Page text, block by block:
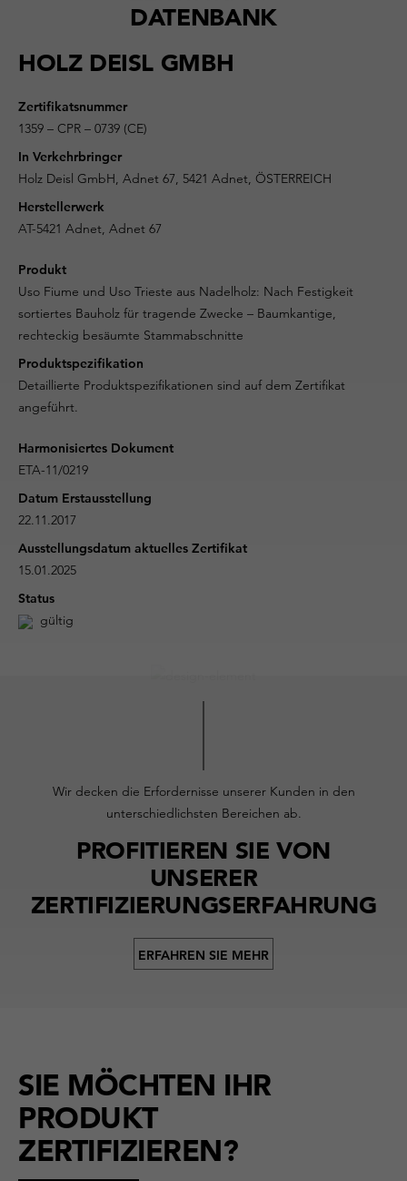
DATENBANK
HOLZ DEISL GMBH
Zertifikatsnummer
1359 – CPR – 0739 (CE)
In Verkehrbringer
Holz Deisl GmbH, Adnet 67, 5421 Adnet, ÖSTERREICH
Herstellerwerk
AT-5421 Adnet, Adnet 67
Produkt
Uso Fiume und Uso Trieste aus Nadelholz: Nach Festigkeit
sortiertes Bauholz für tragende Zwecke – Baumkantige,
rechteckig besäumte Stammabschnitte
Produktspezifikation
Detaillierte Produktspezifikationen sind auf dem Zertifikat
angeführt.
Harmonisiertes Dokument
ETA-11/0219
Datum Erstausstellung
22.11.2017
Ausstellungsdatum aktuelles Zertifikat
15.01.2025
Status
gültig
Wir decken die Erfordernisse unserer Kunden in den
unterschiedlichsten Bereichen ab.
PROFITIEREN SIE VON
UNSERER
ZERTIFIZIERUNGSERFAHRUNG
ERFAHREN SIE MEHR
SIE MÖCHTEN IHR
PRODUKT
ZERTIFIZIEREN?